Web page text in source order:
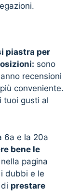
piastra per
sono
recensioni
conveniente.
tuoi gusti al
6a e la 20a
bene le
pagina
dubbi e le
prestare